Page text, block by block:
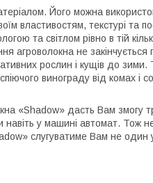
Його можна
властивостям, текстурі та
та світлом рівно в тій
агроволокна не
рослин і кущів до зими.
винограду від комах і
«Shadow» дасть Вам змогу
навіть у машині автомат. Тож
слугуватиме Вам не один